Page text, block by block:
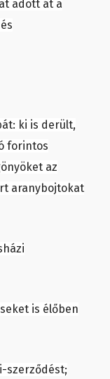
adott át a
ki is derült,
forintos
az
aranybojtokat
is élőben
szerződést;